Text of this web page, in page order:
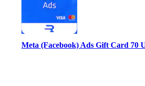
Meta (Facebook) Ads Gift Card 70